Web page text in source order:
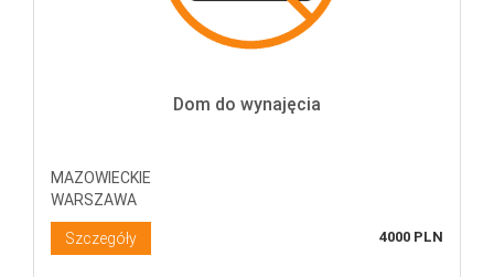
Dom do wynajęcia
MAZOWIECKIE
WARSZAWA
Szczegóły 4000 PLN